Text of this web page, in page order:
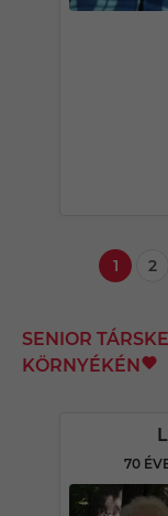
1 2
SENIOR
KÖRNYÉKÉN
70